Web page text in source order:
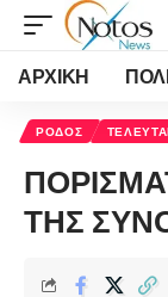
ΑΡΧΙΚΗ
ΡΟΔΟΣ
ΤΗΣ